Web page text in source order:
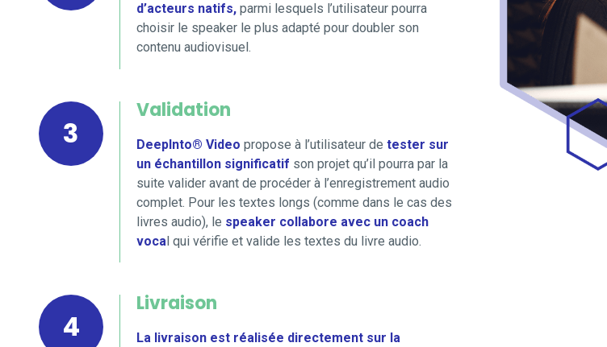
d’acteurs natifs, parmi lesquels l’utilisateur pourra
choisir le speaker le plus adapté pour doubler son
contenu audiovisuel.
3
Validation
DeepInto® Video propose à l’utilisateur de tester sur
un échantillon significatif son projet qu’il pourra par la
suite valider avant de procéder à l’enregistrement audio
complet. Pour les textes longs (comme dans le cas des
livres audio), le speaker collabore avec un coach
vocal qui vérifie et valide les textes du livre audio.
4
Livraison
La livraison est réalisée directement sur la